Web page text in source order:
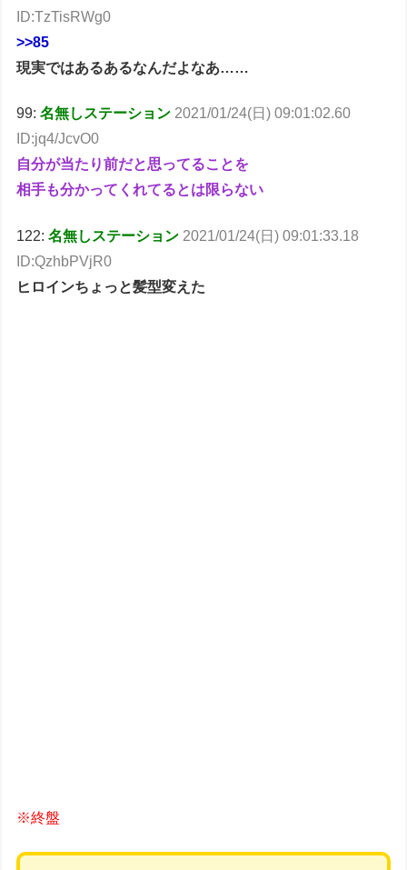
ID:TzTisRWg0
>>85
現実ではあるあるなんだよなあ……
99:名無しステーション 2021/01/24(日) 09:01:02.60
ID:jq4/JcvO0
自分が当たり前だと思ってることを
相手も分かってくれてるとは限らない
122:名無しステーション 2021/01/24(日) 09:01:33.18
ID:QzhbPVjR0
ヒロインちょっと髪型変えた
※終盤